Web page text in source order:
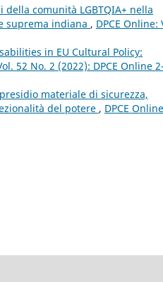
comunità LGBTQIA+ nella
suprema indiana , DPCE Online:
in EU Cultural Policy:
52 No. 2 (2022): DPCE Online 2-
materiale di sicurezza,
del potere , DPCE